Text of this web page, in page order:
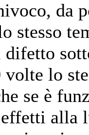
da
stesso
difetto
lo
se è
alla